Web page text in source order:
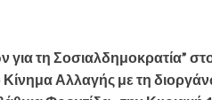
για τη Σοσιαλδημοκρατία”
Κίνημα Αλλαγής με τη